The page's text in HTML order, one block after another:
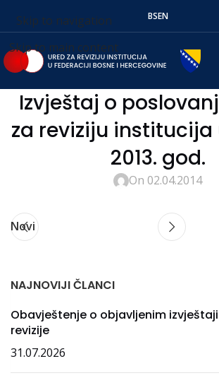
Skip to navigation
Skip to main content
BSEN
Izvještaj o
za reviziju institucija
2013. god.
On 02.04.2014
Novi
NAJNOVIJI ČLANCI
Obavještenje o objavljenim
revizije
31.07.2026